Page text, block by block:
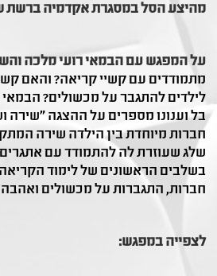
מהיצע הסל במסגרת אקדמיה ברשת
על המפגש עם הבמאי רועי מלכה
מתמודדים עם קשיי קריאה? והאם
לילדים להתגבר על מכשולים?
בל וענונו מספרים על ההצגה
חברות מיוחדת בין הילדה שירה
שלג שעוזרת לה להתמודד עם
בשלבים הראשונים של לימוד
חברות, התגברות על מכשולים ואהבה
לצפייה במפגש: